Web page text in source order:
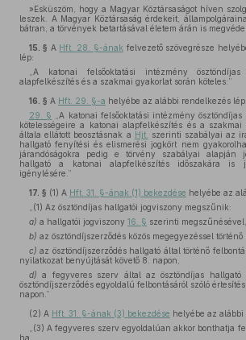
»Esküszöm, hogy a Magyar Köztársaságot híven
leszek. A Magyar Köztársaság érdekeit,
bátran, a törvények betartásával életem árán is
15. § A Hft. 28. §-ának felvezető szövegrésze
lép:
„A katonai felsőoktatási intézmény
alapfelkészítés és a szakmai gyakorlat során köteles:”
16. § A Hft. 29. §-a helyébe az alábbi rendelkezés lép:
29. §
„A katonai felsőoktatási intézmény
kötelességeire a katonai alapfelkészítés és a
általa ellátott beosztásnak a Hjt.
szerinti szabályai az
hallgató fenyítési és elismerési jogkört nem
járandóságokra pedig e törvény szabályai alapján
hallgató a katonai alapfelkészítés időszakára is
igénylésére.”
17. § (1) A Hft. 31. §-ának (1) bekezdése helyébe az
„(1) Az ösztöndíjas hallgatói jogviszony megszűnik:
a) a hallgatói jogviszony 16. § szerinti megszűnésével,
b) az ösztöndíjszerződés közös megegyezéssel történő
c) az ösztöndíjszerződés hallgató által történő
nyilatkozat benyújtását követő 8. napon,
d) a fegyveres szerv által az ösztöndíjas hallgató
ösztöndíjszerződés egyoldalú felbontásáról szóló
napon.”
(2) A Hft. 31. §-ának (3) bekezdése helyébe az
„(3) A fegyveres szerv egyoldalúan akkor bonthatja
ha